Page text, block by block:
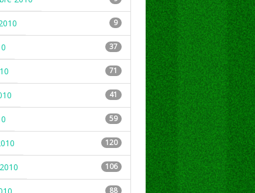
9
37
71
41
59
120
106
88